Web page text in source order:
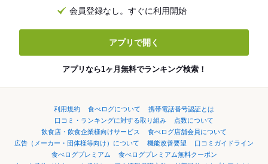
会員登録なし。すぐに利用開始
アプリで開く
アプリなら1ヶ月無料でランキング検索！
利用規約 食べログについて
携帯電話番号認証とは
口コミ・ランキングに対する取り組み
点数について
飲食店・飲食企業様向けサービス
食べログ店舗会員について
広告（メーカー・団体様等向け）について
機能改善要望
口コミガイドライン
食べログプレミアム
食べログプレミアム無料クーポン